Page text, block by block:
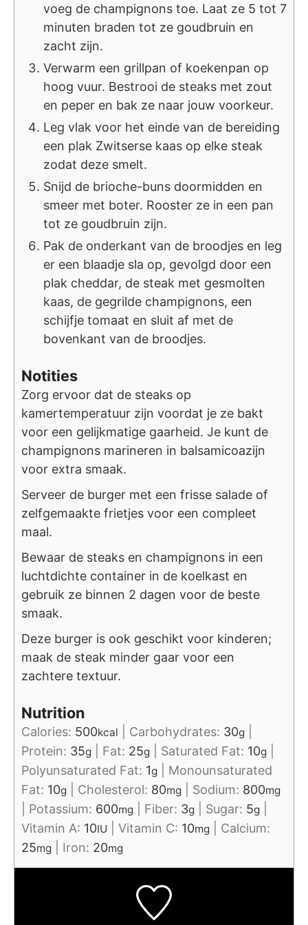
voeg de champignons toe. Laat ze 5 tot 7
minuten braden tot ze goudbruin en
zacht zijn.
Verwarm een grillpan of koekenpan op
hoog vuur. Bestrooi de steaks met zout
en peper en bak ze naar jouw voorkeur.
Leg vlak voor het einde van de bereiding
een plak Zwitserse kaas op elke steak
zodat deze smelt.
Snijd de brioche-buns doormidden en
smeer met boter. Rooster ze in een pan
tot ze goudbruin zijn.
Pak de onderkant van de broodjes en leg
er een blaadje sla op, gevolgd door een
plak cheddar, de steak met gesmolten
kaas, de gegrilde champignons, een
schijfje tomaat en sluit af met de
bovenkant van de broodjes.
Notities
Zorg ervoor dat de steaks op
kamertemperatuur zijn voordat je ze bakt
voor een gelijkmatige gaarheid. Je kunt de
champignons marineren in balsamicoazijn
voor extra smaak.
Serveer de burger met een frisse salade of
zelfgemaakte frietjes voor een compleet
maal.
Bewaar de steaks en champignons in een
luchtdichte container in de koelkast en
gebruik ze binnen 2 dagen voor de beste
smaak.
Deze burger is ook geschikt voor kinderen;
maak de steak minder gaar voor een
zachtere textuur.
Nutrition
Calories: 500kcal Carbohydrates: 30g
Protein: 35g Fat: 25g Saturated Fat: 10g
Polyunsaturated Fat: 1g
Monounsaturated
Fat: 10g Cholesterol: 80mg Sodium: 800mg
Potassium: 600mg Fiber: 3g Sugar: 5g
Vitamin A: 10IU Vitamin C: 10mg
Calcium:
25mg Iron: 20mg